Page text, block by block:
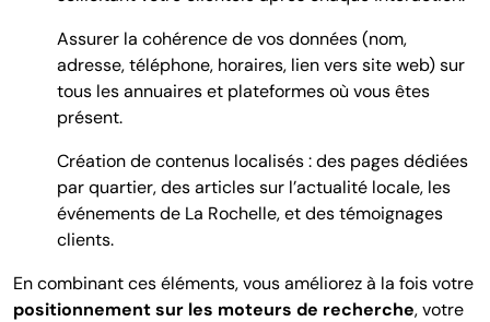
Assurer la cohérence de vos données (nom,
adresse, téléphone, horaires, lien vers site web) sur
tous les annuaires et plateformes où vous êtes
présent.
Création de contenus localisés : des pages dédiées
par quartier, des articles sur l’actualité locale, les
événements de La Rochelle, et des témoignages
clients.
En combinant ces éléments, vous améliorez à la fois votre
positionnement sur les moteurs de recherche, votre